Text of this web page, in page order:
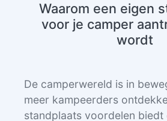
Waarom een eigen
voor je camper
wordt
De camperwereld is in
meer kampeerders
standplaats voordelen biedt